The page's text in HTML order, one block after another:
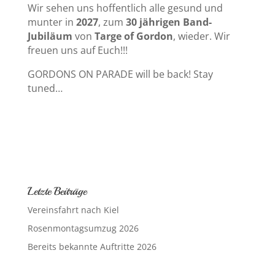
Wir sehen uns hoffentlich alle gesund und
munter in 2027, zum 30 jährigen Band-
Jubiläum von Targe of Gordon, wieder. Wir
freuen uns auf Euch!!!
GORDONS ON PARADE will be back! Stay
tuned…
Letzte Beiträge
Vereinsfahrt nach Kiel
Rosenmontagsumzug 2026
Bereits bekannte Auftritte 2026